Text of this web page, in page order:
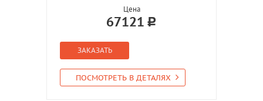
Цена
67121
ЗАКАЗАТЬ
ПОСМОТРЕТЬ В ДЕТАЛЯХ